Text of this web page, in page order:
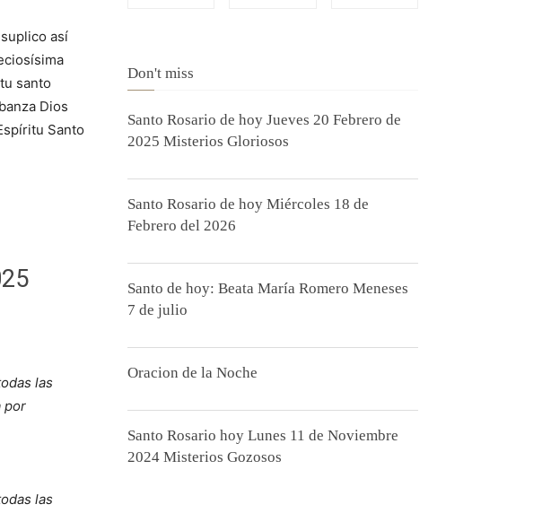
así
santo
Dios
Santo
las
por
las
Don't miss
Santo Rosario de hoy Jueves 20 Febrero de
2025 Misterios Gloriosos
Santo Rosario de hoy Miércoles 18 de
Febrero del 2026
Santo de hoy: Beata María Romero Meneses
7 de julio
Oracion de la Noche
Santo Rosario hoy Lunes 11 de Noviembre
2024 Misterios Gozosos